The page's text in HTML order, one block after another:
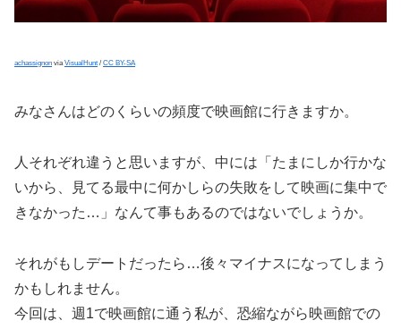
achassignon viaVisualHunt / CC BY-SA
みなさんはどのくらいの頻度で映画館に行きますか。
人それぞれ違うと思いますが、中には「たまにしか行かな
いから、見てる最中に何かしらの失敗をして映画に集中で
きなかった…」なんて事もあるのではないでしょうか。
それがもしデートだったら…後々マイナスになってしまう
かもしれません。
今回は、週1で映画館に通う私が、恐縮ながら映画館での